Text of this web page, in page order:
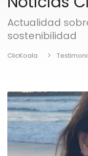
Actualidad
sostenibilidad
ClicKoala